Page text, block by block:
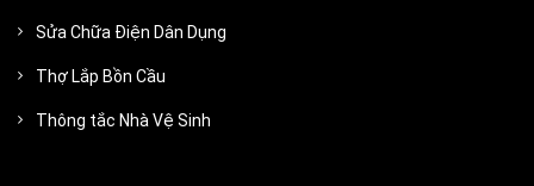
Sửa Chữa Điện Dân Dụng
Thợ Lắp Bồn Cầu
Thông tắc Nhà Vệ Sinh